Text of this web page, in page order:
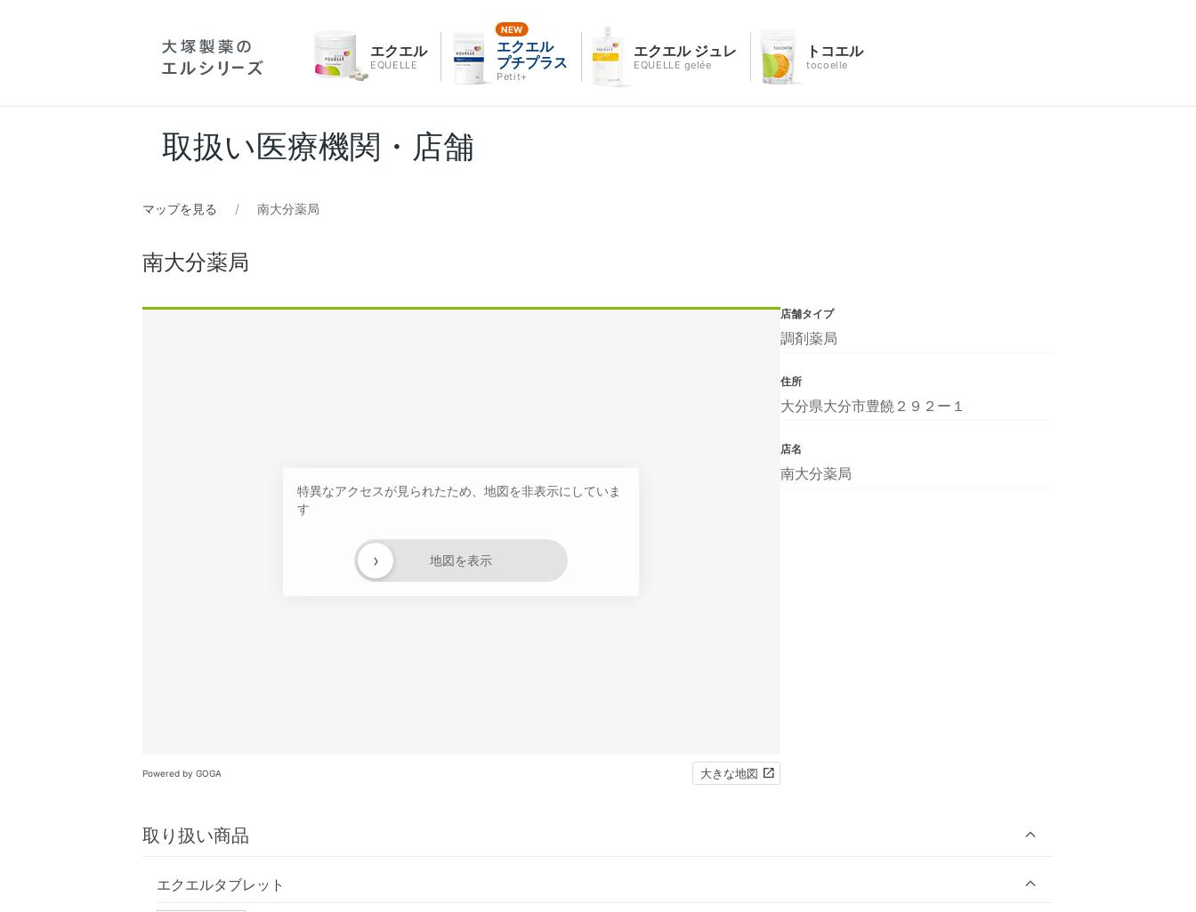
エクエル
EQUELLE
エクエル
プチプラス
Petit+
エクエル ジュレ
EQUELLE gelée
トコエル
tocoelle
取扱い医療機関・店舗
マップを見る 南大分薬局
南大分薬局
特異なアクセスが見られたため、地図を非表示にしていま
す
地図を表示
›
Powered by GOGA 大きな地図
取り扱い商品
エクエルタブレット
店舗タイプ
調剤薬局
住所
大分県大分市豊饒２９２ー１
店名
南大分薬局